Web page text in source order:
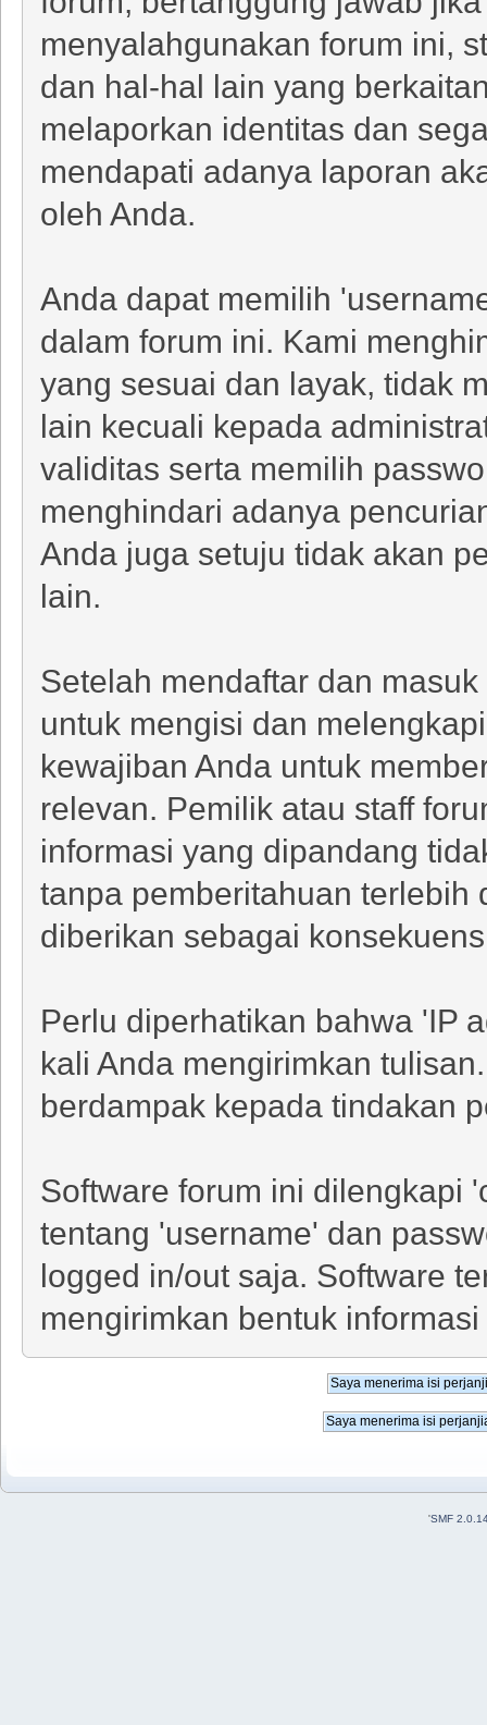
menyalahgunakan forum ini,
dan hal-hal lain yang
melaporkan identitas dan
mendapati adanya laporan
oleh Anda.
Anda dapat memilih
dalam forum ini. Kami
yang sesuai dan layak, tidak
lain kecuali kepada
validitas serta memilih
menghindari adanya
Anda juga setuju tidak akan
lain.
Setelah mendaftar dan
untuk mengisi dan
kewajiban Anda untuk
relevan. Pemilik atau staff
informasi yang dipandang
tanpa pemberitahuan terlebih
diberikan sebagai
Perlu diperhatikan bahwa 'IP
kali Anda mengirimkan
berdampak kepada tindakan
Software forum ini dilengkapi
tentang 'username' dan
logged in/out saja. Software
mengirimkan bentuk
'SMF